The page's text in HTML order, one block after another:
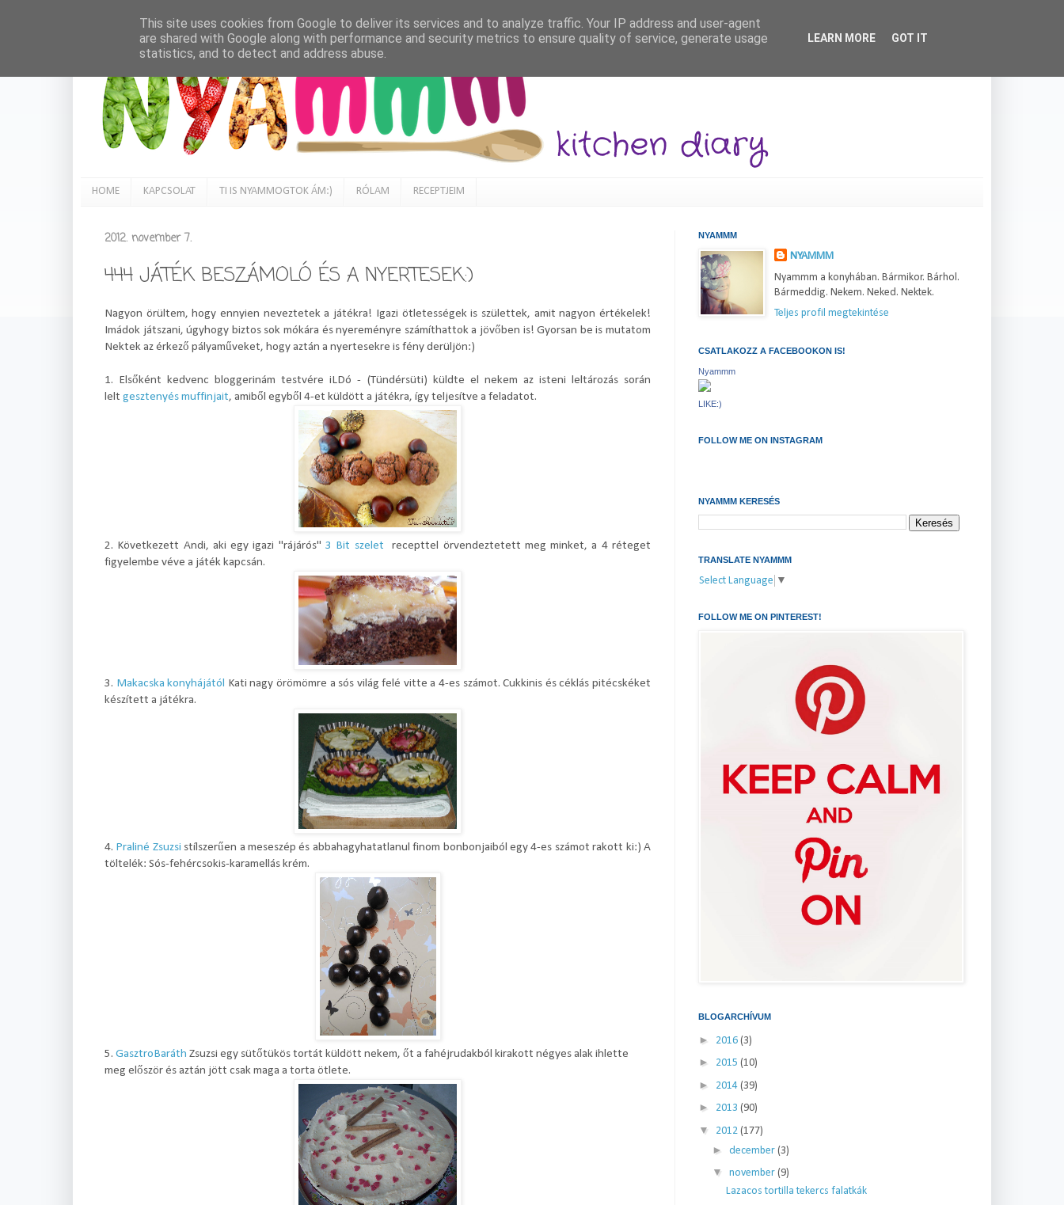
HOME KAPCSOLAT TI IS NYAMMOGTOK ÁM:) RÓLAM RECEPTJEIM
2012. november 7.
444 JÁTÉK BESZÁMOLÓ ÉS A NYERTESEK:)
Nagyon örültem, hogy ennyien neveztetek a játékra! Igazi ötletességek is születtek, amit nagyon értékelek!
Imádok játszani, úgyhogy biztos sok mókára és nyereményre számíthattok a jövőben is! Gyorsan be is mutatom
Nektek az érkező pályaműveket, hogy aztán a nyertesekre is fény derüljön:)
1. Elsőként kedvenc bloggerinám testvére iLDó - (Tündérsüti) küldte el nekem az isteni leltározás során
lelt gesztenyés muffinjait, amiből egyből 4-et küldött a játékra, így teljesítve a feladatot.
2. Következett Andi, aki egy igazi "rájárós"3 Bit szelet
recepttel örvendeztetett meg minket, a 4 réteget
figyelembe véve a játék kapcsán.
3. Makacska konyhájától Kati nagy örömömre a sós világ felé vitte a 4-es számot. Cukkinis és céklás pitécskéket
készített a játékra.
4. Praliné Zsuzsi stílszerűen a meseszép és abbahagyhatatlanul finom bonbonjaiból egy 4-es számot rakott ki:) A
töltelék: Sós-fehércsokis-karamellás krém.
5. GasztroBaráth Zsuzsi egy sütőtükös tortát küldött nekem, őt a fahéjrudakból kirakott négyes alak ihlette
meg először és aztán jött csak maga a torta ötlete.
NYAMMM
NYAMMM
Nyammm a konyhában. Bármikor. Bárhol.
Bármeddig. Nekem. Neked. Nektek.
Teljes profil megtekintése
CSATLAKOZZ A FACEBOOKON IS!
Nyammm
LIKE:)
FOLLOW ME ON INSTAGRAM
NYAMMM KERESÉS
TRANSLATE NYAMMM
Select Language ▼
FOLLOW ME ON PINTEREST!
BLOGARCHÍVUM
► 2016 (3)
► 2015 (10)
► 2014 (39)
► 2013 (90)
▼ 2012 (177)
► december (3)
▼ november (9)
Lazacos tortilla tekercs falatkák
This site uses cookies from Google to deliver its services and to analyze traffic. Your IP address and user-agent
are shared with Google along with performance and security metrics to ensure quality of service, generate usage
statistics, and to detect and address abuse.
LEARN MORE GOT IT